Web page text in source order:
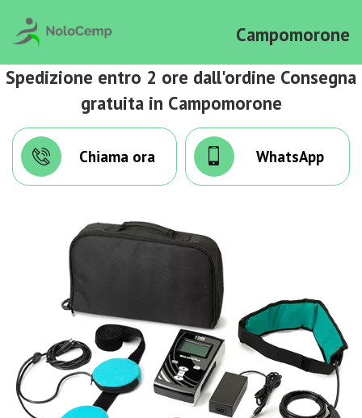
Campomorone
Spedizione entro 2 ore dall'ordine Consegna
gratuita in Campomorone
Chiama ora WhatsApp